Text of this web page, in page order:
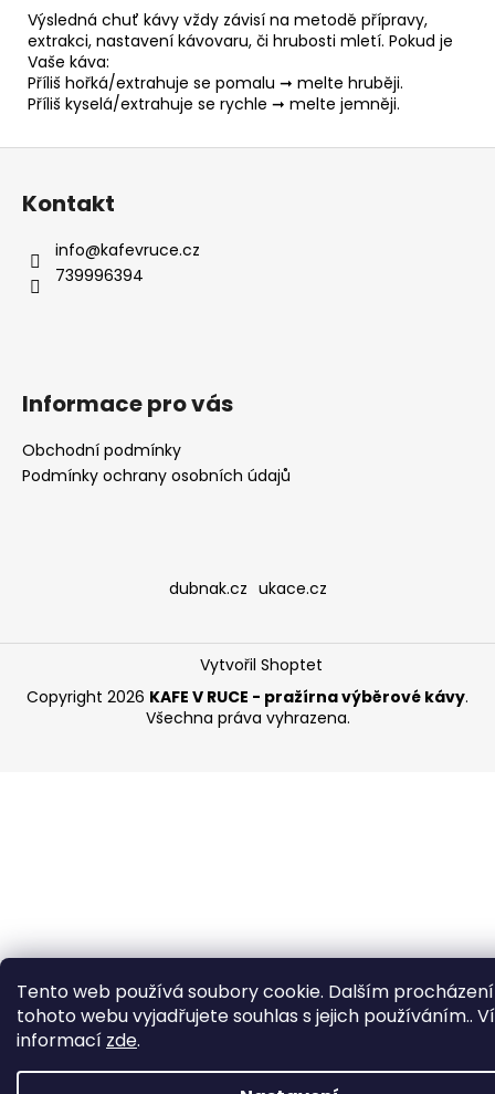
Tento web používá soubory cookie. Dalším
tohoto webu vyjadřujete souhlas s jejich používáním..
informací zde.
Výsledná chuť kávy vždy závisí na metodě přípravy,
extrakci, nastavení kávovaru, či hrubosti mletí. Pokud je
Vaše káva:
Příliš hořká/extrahuje se pomalu ➞ melte hruběji.
Příliš kyselá/extrahuje se rychle ➞ melte jemněji.
Z
Kontakt
info@kafevruce.cz
739996394
Informace pro vás
Obchodní podmínky
Podmínky ochrany osobních údajů
dubnak.cz ukace.cz
Vytvořil Shoptet
Copyright 2026 KAFE V RUCE - pražírna výběrové kávy.
Všechna práva vyhrazena.